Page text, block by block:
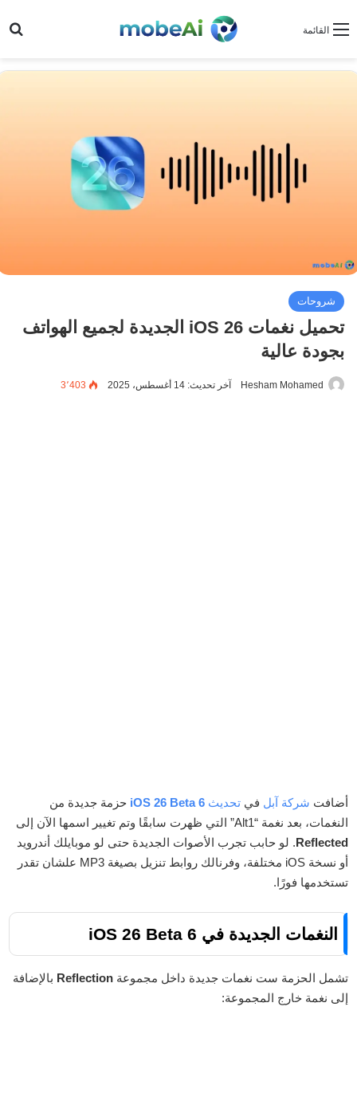
القائمة
شروحات
تحميل نغمات iOS 26 الجديدة لجميع الهواتف
بجودة عالية
Hesham Mohamed آخر تحديث: 14 أغسطس، 2025 3٬403
أضافت شركة آبل في تحديث iOS 26 Beta 6 حزمة جديدة من
النغمات، بعد نغمة “Alt1” التي ظهرت سابقًا وتم تغيير اسمها الآن إلى
Reflected. لو حابب تجرب الأصوات الجديدة حتى لو موبايلك أندرويد
أو نسخة iOS مختلفة، وفرنالك روابط تنزيل بصيغة MP3 علشان تقدر
تستخدمها فورًا.
النغمات الجديدة في iOS 26 Beta 6
تشمل الحزمة ست نغمات جديدة داخل مجموعة Reflection بالإضافة
إلى نغمة خارج المجموعة: